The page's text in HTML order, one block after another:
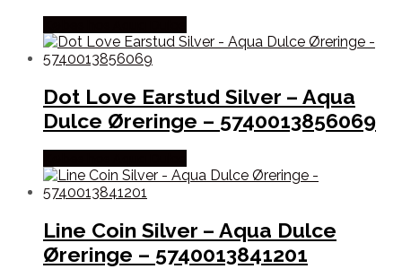
Dot Love Earstud Silver – Aqua
Dulce Øreringe – 5740013856069
Line Coin Silver – Aqua Dulce
Øreringe – 5740013841201